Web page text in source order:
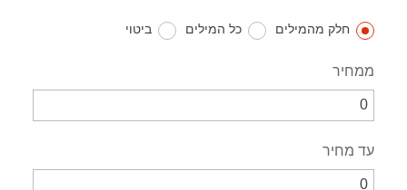
חלק מהמילים כל המילים ביטוי
ממחיר
עד מחיר